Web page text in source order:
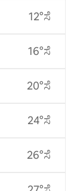
12°ಸೆ
16°ಸೆ
20°ಸೆ
24°ಸೆ
26°ಸೆ